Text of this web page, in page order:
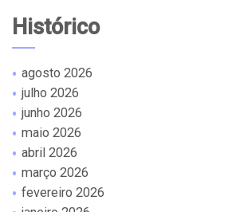
Histórico
agosto 2026
julho 2026
junho 2026
maio 2026
abril 2026
março 2026
fevereiro 2026